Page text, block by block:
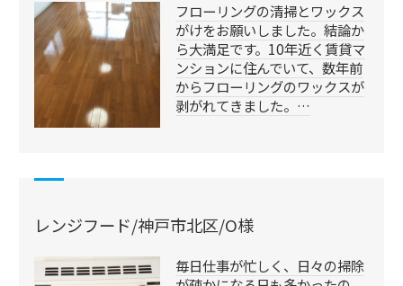
フローリングの清掃とワックス
がけをお願いしました。結論か
ら大満足です。10年近く賃貸マ
ンションに住んでいて、数年前
からフローリングのワックスが
剥がれてきました。…
レンジフード/神戸市北区/O様
毎日仕事が忙しく、日々の掃除